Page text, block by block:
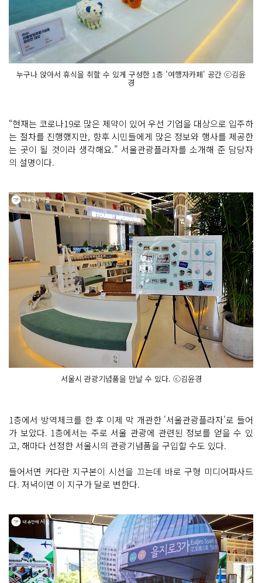
누구나 앉아서 휴식을 취할 수 있게 구성한 1층 '여행자카페' 공간 ⓒ김윤
경
“현재는 코로나19로 많은 제약이 있어 우선 기업을 대상으로 입주하
는 절차를 진행했지만, 향후 시민들에게 많은 정보와 행사를 제공한
는 곳이 될 것이라 생각해요.” 서울관광플라자를 소개해 준 담당자
의 설명이다.
서울시 관광기념품을 만날 수 있다. ⓒ김윤경
1층에서 방역체크를 한 후 이제 막 개관한 '서울관광플라자'로 들어
가 보았다. 1층에서는 주로 서울 관광에 관련된 정보를 얻을 수 있
고, 해마다 선정한 서울시의 관광기념품을 구입할 수도 있다.
들어서면 커다란 지구본이 시선을 끄는데 바로 구형 미디어파사드
다. 저녁이면 이 지구가 달로 변한다.